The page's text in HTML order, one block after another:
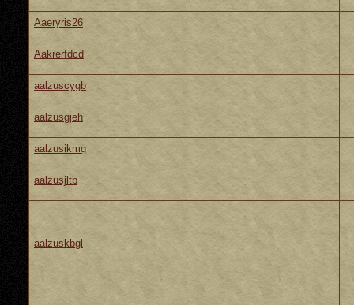
Aaeryris26
Aakrerfdcd
aalzuscygb
aalzusgjeh
aalzusikmg
aalzusjltb
aalzuskbgl